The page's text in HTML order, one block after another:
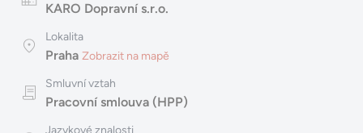
KARO Dopravní s.r.o.
Lokalita
Praha Zobrazit na mapě
Smluvní vztah
Pracovní smlouva (HPP)